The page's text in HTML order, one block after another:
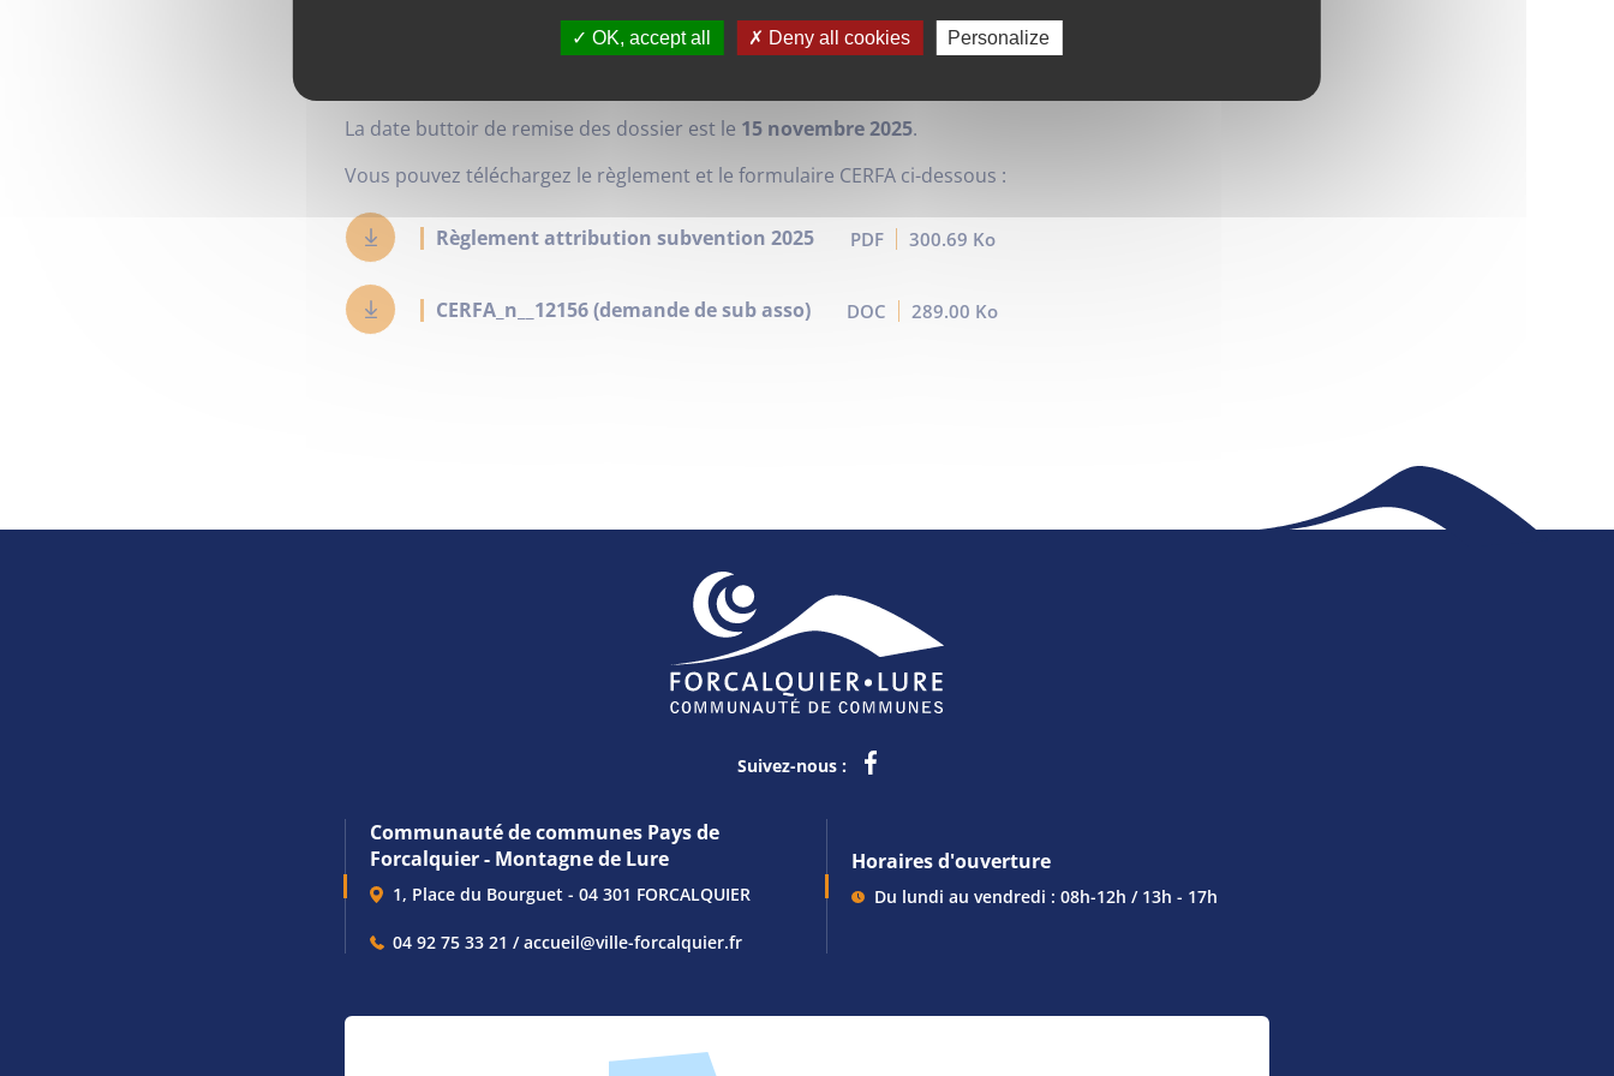
Comme chaque année, la communauté de communes soutient les différentes associations du
territoire en proposant une subvention pour la réalisation de leurs actions. Les domaines concernés
La date buttoir de remise des dossier est le 15 novembre 2025.
Vous pouvez téléchargez le règlement et le formulaire CERFA ci-dessous :
Règlement attribution subvention 2025 PDF 300.69 Ko
CERFA_n__12156 (demande de sub asso) DOC 289.00 Ko
Suivez-nous :
Communauté de communes Pays de
Forcalquier - Montagne de Lure
1, Place du Bourguet - 04 301 FORCALQUIER
04 92 75 33 21 / accueil@ville-forcalquier.fr
Horaires d'ouverture
Du lundi au vendredi : 08h-12h / 13h - 17h
OK, accept all Deny all cookies Personalize